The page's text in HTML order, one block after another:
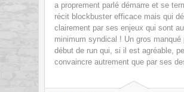
a proprement parlé démarre et se
récit blockbuster efficace mais qui
clairement par ses enjeux qui sont au
minimum syndical ! Un gros manqué
début de run qui, si il est agréable,
convaincre autrement que par ses